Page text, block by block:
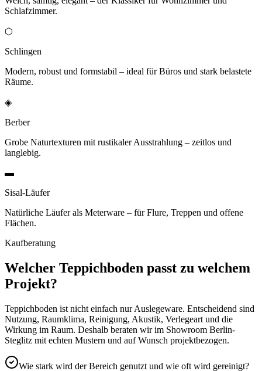
Schlafzimmer.
⬡
Schlingen
Modern, robust und formstabil – ideal für Büros und stark belastete
Räume.
◈
Berber
Grobe Naturtexturen mit rustikaler Ausstrahlung – zeitlos und
langlebig.
▬
Sisal-Läufer
Natürliche Läufer als Meterware – für Flure, Treppen und offene
Flächen.
Kaufberatung
Welcher Teppichboden passt zu welchem
Projekt?
Teppichboden ist nicht einfach nur Auslegeware. Entscheidend sind
Nutzung, Raumklima, Reinigung, Akustik, Verlegeart und die
Wirkung im Raum. Deshalb beraten wir im Showroom Berlin-
Steglitz mit echten Mustern und auf Wunsch projektbezogen.
Wie stark wird der Bereich genutzt und wie oft wird gereinigt?